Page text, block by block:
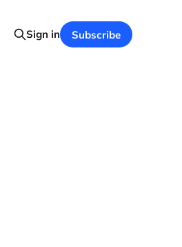
Sign in Subscribe